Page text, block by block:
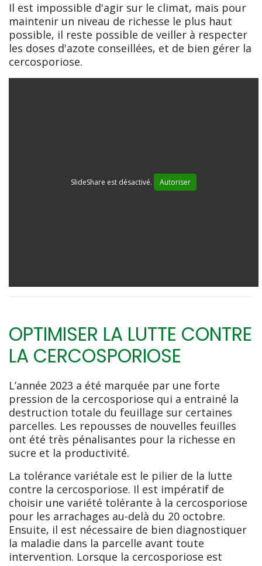
Il est impossible d'agir sur le climat, mais pour
maintenir un niveau de richesse le plus haut
possible, il reste possible de veiller à respecter
les doses d'azote conseillées, et de bien gérer la
cercosporiose.
SlideShare est désactivé. Autoriser
OPTIMISER LA LUTTE CONTRE
LA CERCOSPORIOSE
L’année 2023 a été marquée par une forte
pression de la cercosporiose qui a entrainé la
destruction totale du feuillage sur certaines
parcelles. Les repousses de nouvelles feuilles
ont été très pénalisantes pour la richesse en
sucre et la productivité.
La tolérance variétale est le pilier de la lutte
contre la cercosporiose. Il est impératif de
choisir une variété tolérante à la cercosporiose
pour les arrachages au-delà du 20 octobre.
Ensuite, il est nécessaire de bien diagnostiquer
la maladie dans la parcelle avant toute
intervention. Lorsque la cercosporiose est